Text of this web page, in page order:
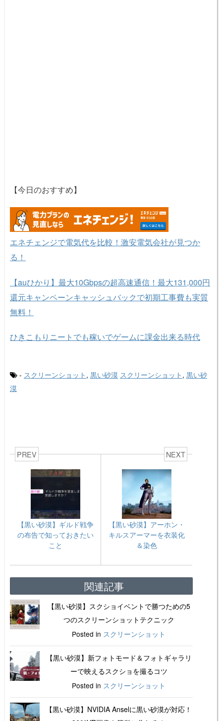
【今日のおすすめ】
エネチェンジで電気代を比較！激安電気会社が見つか
る！
【auひかり】最大10Gbpsの超高速通信！最大131,000円
還元キャンペーンキャッシュバックで初期工事費も実質
無料！
ひきこもりニートでも稼いでゲームに課金出来る時代
- スクリーンショット , 黒い砂漠 スクリーンショット , 黒い砂
漠
PREV
【黒い砂漠】ギルド戦争
の布告で知っておきたい
こと
NEXT
【黒い砂漠】アーホン・
キルスアーマーを衣装化
＆染色
関連記事
【黒い砂漠】スクショイベントで勝つための5
つのスクリーンショットテクニック
Posted in スクリーンショット
【黒い砂漠】新フォトモード＆フォトギャラリ
ーで映えるスクショを撮るコツ
Posted in スクリーンショット
【黒い砂漠】NVIDIA Anselに黒い砂漠が対応！